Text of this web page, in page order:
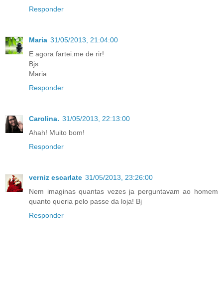
Responder
Maria 31/05/2013, 21:04:00
E agora fartei.me de rir!
Bjs
Maria
Responder
Carolina. 31/05/2013, 22:13:00
Ahah! Muito bom!
Responder
verniz escarlate 31/05/2013, 23:26:00
Nem imaginas quantas vezes ja perguntavam ao homem
quanto queria pelo passe da loja! Bj
Responder